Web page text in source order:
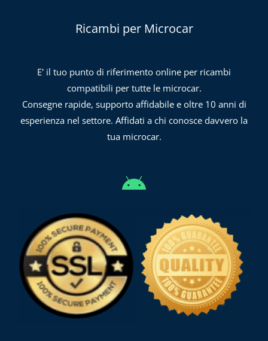
Ricambi per Microcar
E' il tuo punto di riferimento online per ricambi
compatibili per tutte le microcar.
Consegne rapide, supporto affidabile e oltre 10 anni di
esperienza nel settore. Affidati a chi conosce davvero la
tua microcar.